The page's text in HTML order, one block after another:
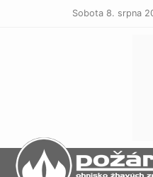
Sobota 8. srpna
POŽÁRY.cz